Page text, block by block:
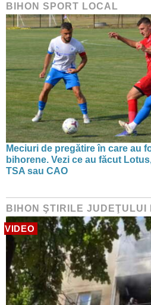
BIHON SPORT LOCAL
Meciuri de pregătire în care au
bihorene. Vezi ce au făcut
TSA sau CAO
BIHON ŞTIRILE JUDEŢULUI
VIDEO